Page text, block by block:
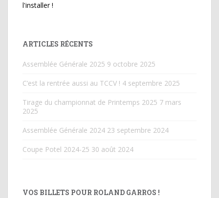
l'installer !
ARTICLES RÉCENTS
Assemblée Générale 2025 9 octobre 2025
C’est la rentrée aussi au TCCV ! 4 septembre 2025
Tirage du championnat de Printemps 2025 7 mars
2025
Assemblée Générale 2024 23 septembre 2024
Coupe Potel 2024-25 30 août 2024
VOS BILLETS POUR ROLAND GARROS !